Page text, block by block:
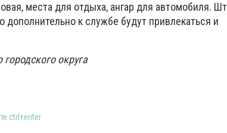
места для отдыха, ангар для автомобиля.
дополнительно к службе будут привлекаться и
округа
ctrl+enter